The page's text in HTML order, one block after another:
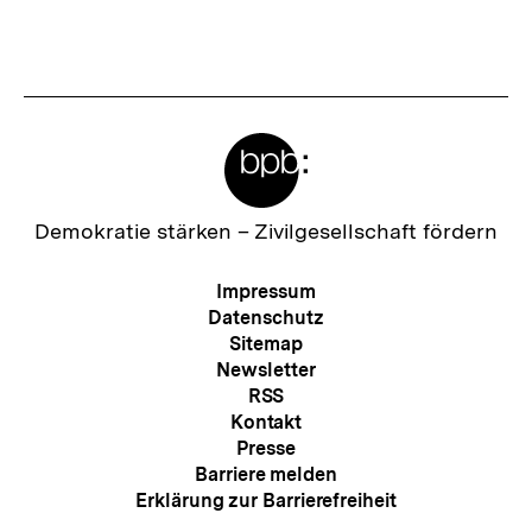
Zur
Demokratie stärken – Zivilgesellschaft fördern
Meta-
Navigation
Impressum
Datenschutz
Sitemap
Newsletter
RSS
Kontakt
Presse
Barriere melden
Erklärung zur Barrierefreiheit